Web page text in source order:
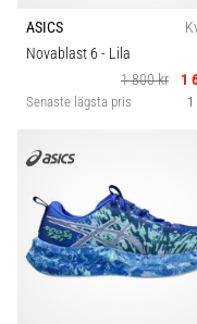
ASICS
Novablast 6 - Lila
1 800 kr
1
Senaste lägsta pris